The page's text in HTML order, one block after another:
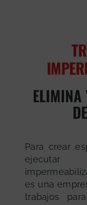
ELIMINA
Para crear
es una
trabajos